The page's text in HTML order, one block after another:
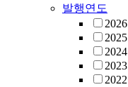
발행연도
2026
2025
2024
2023
2022